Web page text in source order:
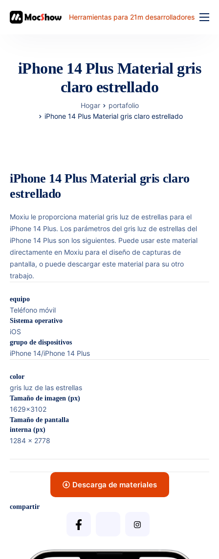
Herramientas para 21m desarrolladores
documento
problema comun
iPhone 14 Plus Material gris
claro estrellado
Hogar
portafolio
iPhone 14 Plus Material gris claro estrellado
iPhone 14 Plus Material gris claro
estrellado
Moxiu le proporciona material gris luz de estrellas para el
iPhone 14 Plus. Los parámetros del gris luz de estrellas del
iPhone 14 Plus son los siguientes. Puede usar este material
directamente en Moxiu para el diseño de capturas de
pantalla, o puede descargar este material para su otro
trabajo.
equipo
Teléfono móvil
Sistema operativo
iOS
grupo de dispositivos
iPhone 14/iPhone 14 Plus
color
gris luz de las estrellas
Tamaño de imagen (px)
1629x3102
Tamaño de pantalla
interna (px)
1284 x 2778
Descarga de materiales
compartir